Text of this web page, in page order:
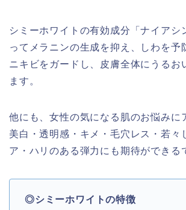
シミーホワイトの有効成分「ナイアシ
って メラニンの生成を抑え、しわを予
ニキビをガードし、皮膚全体にうるお
ます。
他にも、女性の気になる肌のお悩みに
美白・透明感・キメ・毛穴レス・若々
ア・ハリのある弾力にも期待ができる
◎シミーホワイトの特徴